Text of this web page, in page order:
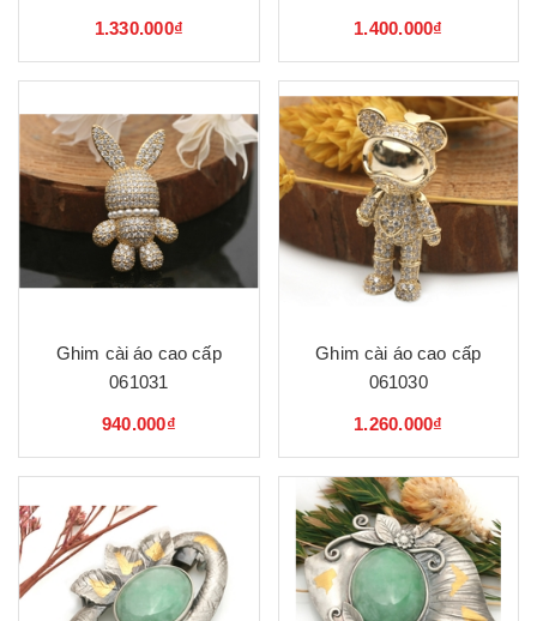
1.330.000₫ 1.400.000₫
Ghim cài áo cao cấp
061031
940.000₫
Ghim cài áo cao cấp
061030
1.260.000₫